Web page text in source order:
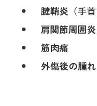
腱鞘炎 （手
肩関節周囲炎
筋肉痛
外傷後の腫